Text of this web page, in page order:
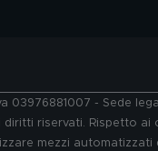
03976881007 - Sede
riservati. Rispetto
mezzi automatizzati